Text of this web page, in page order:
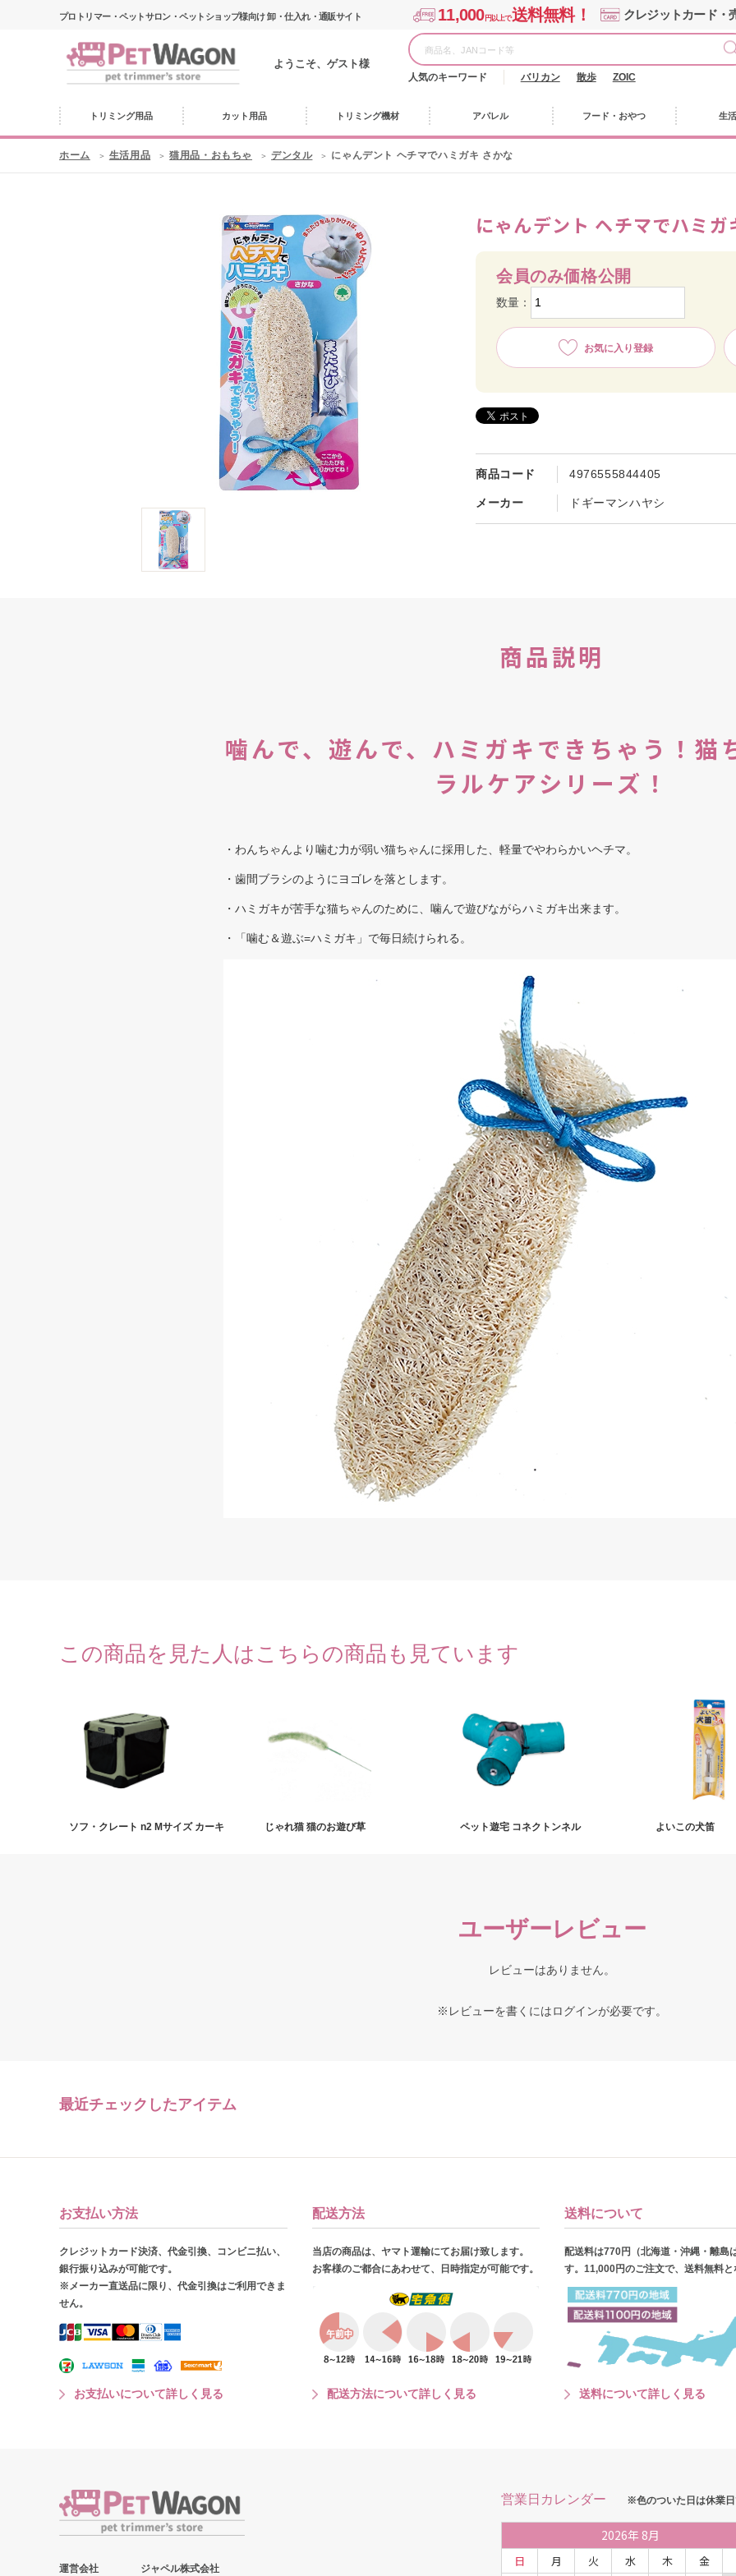
プロトリマー・ペットサロン・ペットショップ様向け 卸・仕入れ・通販サイト 11,000円以上で送料無料！ クレジットカード・
ようこそ、ゲスト様
人気のキーワード バリカン 散歩 ZOIC
トリミング用品 カット用品 トリミング機材 アパレル フード・おやつ 生
ホーム 生活用品 猫用品・おもちゃ デンタル にゃんデント ヘチマでハミガキ さかな
にゃんデント ヘチマでハミガ
商品コード 4976555844405
メーカー ドギーマンハヤシ
会員のみ価格公開
数量：
お気に入り登録
商品説明
噛んで、遊んで、ハミガキできちゃう！猫
ラルケアシリーズ！
・わんちゃんより噛む力が弱い猫ちゃんに採用した、軽量でやわらかいヘチマ。
・歯間ブラシのようにヨゴレを落とします。
・ハミガキが苦手な猫ちゃんのために、噛んで遊びながらハミガキ出来ます。
・「噛む＆遊ぶ=ハミガキ」で毎日続けられる。
この商品を見た人はこちらの商品も見ています
ソフ・クレート n2 Mサイズ カーキ じゃれ猫 猫のお遊び草 ペット遊宅 コネクトンネル よいこの犬笛
ユーザーレビュー
レビューはありません。
※レビューを書くにはログインが必要です。
最近チェックしたアイテム
お支払い方法
クレジットカード決済、代金引換、コンビニ払い、
銀行振り込みが可能です。
※メーカー直送品に限り、代金引換はご利用できま
せん。
お支払いについて詳しく見る
配送方法
当店の商品は、ヤマト運輸にてお届け致します。
お客様のご都合にあわせて、日時指定が可能です。
配送方法について詳しく見る
送料について
配送料は770円（北海道・沖縄・離島
す。11,000円のご注文で、送料無料と
送料について詳しく見る
運営会社 ジャペル株式会社
営業日カレンダー ※色のついた日は休業日
2026年 8月
日 月 火 水 木 金